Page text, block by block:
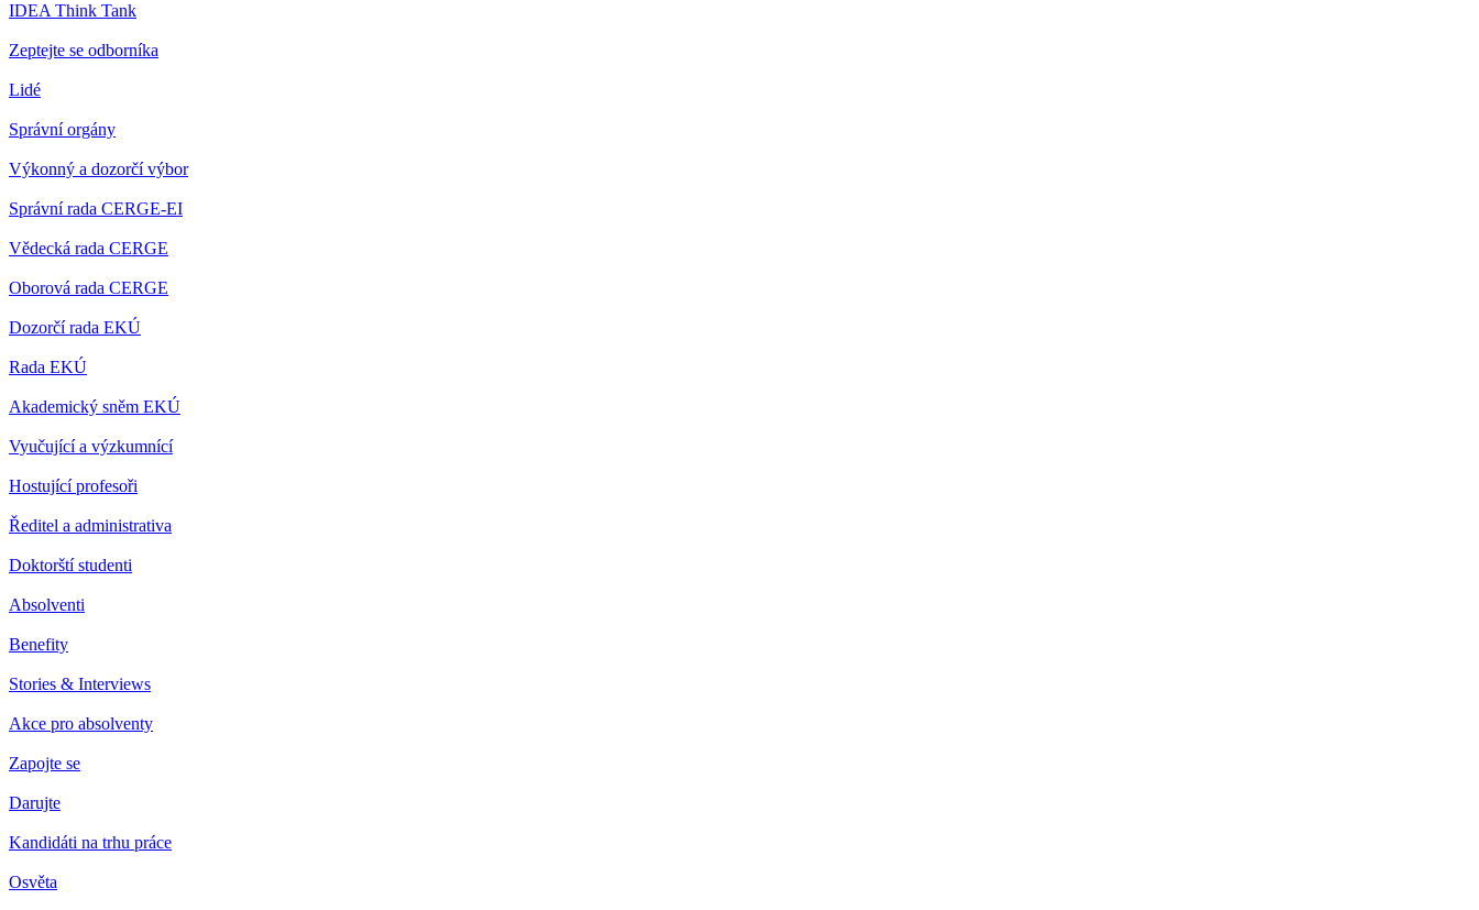
IDEA Think Tank
Zeptejte se odborníka
Lidé
Správní orgány
Výkonný a dozorčí výbor
Správní rada CERGE-EI
Vědecká rada CERGE
Oborová rada CERGE
Dozorčí rada EKÚ
Rada EKÚ
Akademický sněm EKÚ
Vyučující a výzkumnící
Hostující profesoři
Ředitel a administrativa
Doktorští studenti
Absolventi
Benefity
Stories & Interviews
Akce pro absolventy
Zapojte se
Darujte
Kandidáti na trhu práce
Osvěta